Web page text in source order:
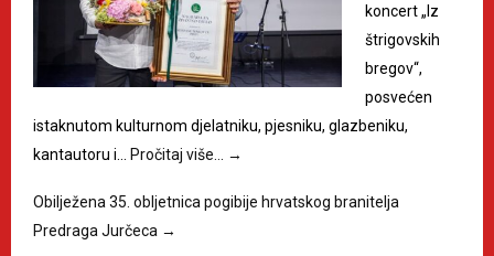
koncert „Iz
štrigovskih
bregov“,
posvećen
istaknutom kulturnom djelatniku, pjesniku, glazbeniku,
kantautoru i…
Pročitaj više… →
Obilježena 35. obljetnica pogibije hrvatskog branitelja
Predraga Jurčeca →